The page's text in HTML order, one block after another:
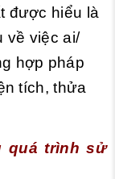
được hiểu là
về việc ai/
hợp pháp
tích, thửa
quá trình sử